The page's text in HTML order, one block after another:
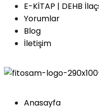
E-KİTAP | DEHB
Yorumlar
Blog
İletişim
Anasayfa